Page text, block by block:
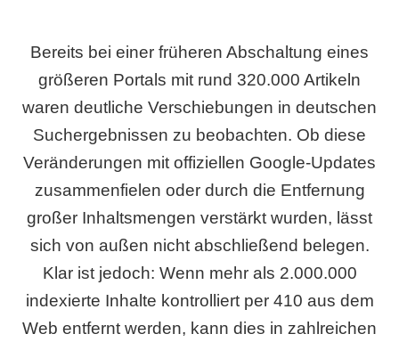
Bereits bei einer früheren Abschaltung eines
größeren Portals mit rund 320.000 Artikeln
waren deutliche Verschiebungen in deutschen
Suchergebnissen zu beobachten. Ob diese
Veränderungen mit offiziellen Google-Updates
zusammenfielen oder durch die Entfernung
großer Inhaltsmengen verstärkt wurden, lässt
sich von außen nicht abschließend belegen.
Klar ist jedoch: Wenn mehr als 2.000.000
indexierte Inhalte kontrolliert per 410 aus dem
Web entfernt werden, kann dies in zahlreichen